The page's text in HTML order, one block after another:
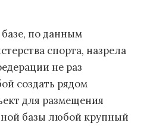
по данным
спорта, назрела
не раз
создать рядом
для размещения
базы любой крупный